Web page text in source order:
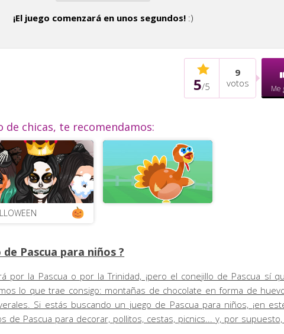
¡El juego comenzará en unos segundos!:)
5/5
9
votos
Me
chicas, te recomendamos:
Pascua para niños ?
por la Pascua o por la Trinidad, ¡pero el conejillo de Pascua sí
lo que trae consigo: montañas de chocolate en forma de
Si estás buscando un juego de Pascua para niños, ¡en
de Pascua para decorar, pollitos, cestas, picnics... y, por